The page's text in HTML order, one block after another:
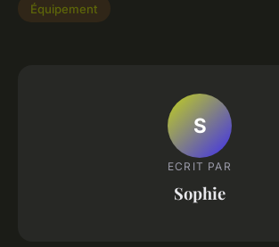
Équipement
S
ECRIT PAR
Sophie